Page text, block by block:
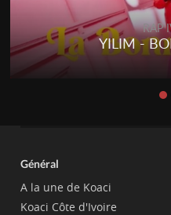
RAP
YILIM -
Général
A la une de Koaci
Koaci Côte d'Ivoire